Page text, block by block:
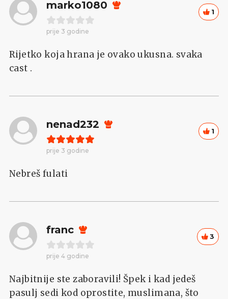
marko1080
prije 3 godine
1
Rijetko koja hrana je ovako ukusna. svaka
cast .
nenad232
prije 3 godine
1
Nebreš fulati
franc
prije 4 godine
3
Najbitnije ste zaboravili! Špek i kad jedeš
pasulj sedi kod oprostite, muslimana, što